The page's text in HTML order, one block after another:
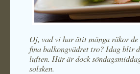
Oj, vad vi har ätit många räkor de
fina balkongvädret tro? Idag blir
luften. Här är dock
solsken.